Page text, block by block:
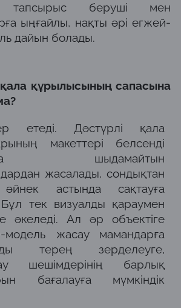
тапсырыс беруші мен
ыңғайлы, нақты әрі егжей-
дайын болады.
құрылысының сапасына
етеді. Дәстүрлі қала
макеттері белсенді
шыдамайтын
жасалады, сондықтан
астында сақтауға
тек визуалды қараумен
әкеледі. Ал әр объектіге
жасау мамандарға
терең зерделеуге,
шешімдерінің барлық
бағалауға мүмкіндік